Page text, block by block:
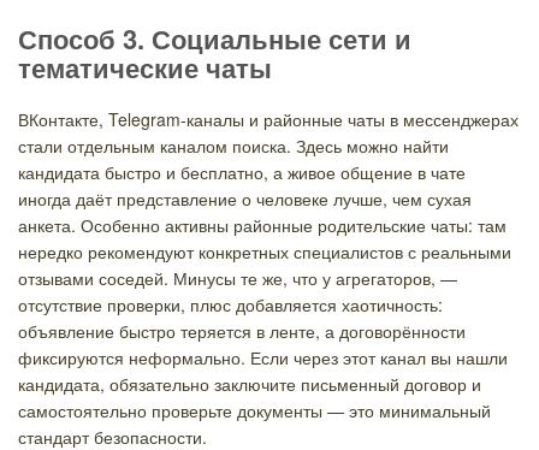
Способ 3. Социальные сети и
тематические чаты
ВКонтакте, Telegram-каналы и районные чаты в мессенджерах
стали отдельным каналом поиска. Здесь можно найти
кандидата быстро и бесплатно, а живое общение в чате
иногда даёт представление о человеке лучше, чем сухая
анкета. Особенно активны районные родительские чаты: там
нередко рекомендуют конкретных специалистов с реальными
отзывами соседей. Минусы те же, что у агрегаторов, —
отсутствие проверки, плюс добавляется хаотичность:
объявление быстро теряется в ленте, а договорённости
фиксируются неформально. Если через этот канал вы нашли
кандидата, обязательно заключите письменный договор и
самостоятельно проверьте документы — это минимальный
стандарт безопасности.